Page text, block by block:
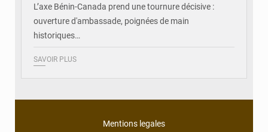
L’axe Bénin-Canada prend une tournure décisive :
ouverture d'ambassade, poignées de main
historiques…
SAVOIR PLUS
Mentions legales